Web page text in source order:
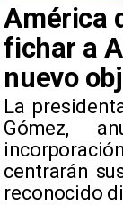
América
fichar a
nuevo
​La
Gómez,
centrarán
reconocido